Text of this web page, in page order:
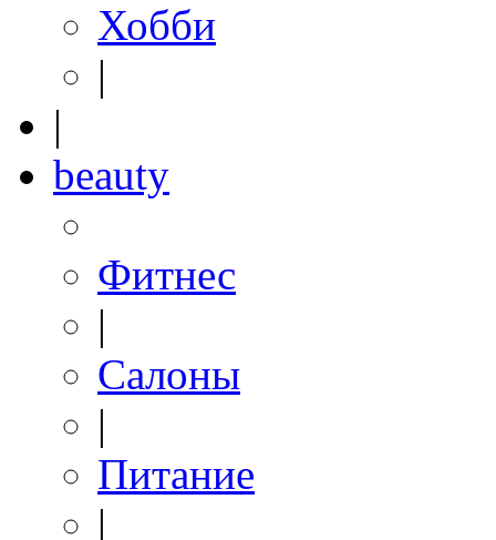
Хобби
|
|
beauty
Фитнес
|
Салоны
|
Питание
|